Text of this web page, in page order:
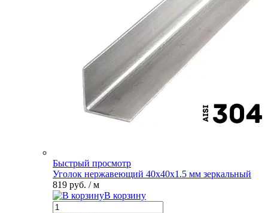
Быстрый просмотр
Уголок нержавеющий 40х40х1.5 мм зеркальный
819 руб. / м
В корзину